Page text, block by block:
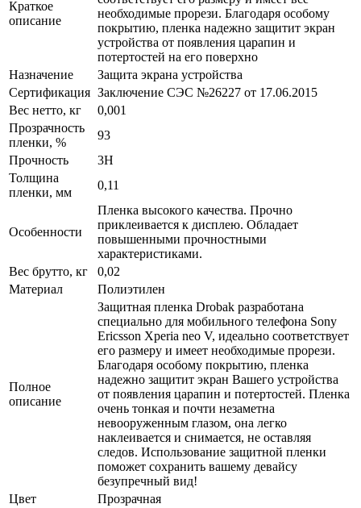
Краткое
описание
необходимые прорези. Благодаря особому
покрытию, пленка надежно защитит экран
устройства от появления царапин и
потертостей на его поверхно
Назначение
Защита экрана устройства
Сертификация Заключение СЭС №26227 от 17.06.2015
Вес нетто, кг
0,001
Прозрачность
пленки, %
93
Прочность
3H
Толщина
пленки, мм
0,11
Особенности
Пленка высокого качества. Прочно
приклеивается к дисплею. Обладает
повышенными прочностными
характеристиками.
Вес брутто, кг
0,02
Материал
Полиэтилен
Полное
описание
Защитная пленка Drobak разработана
специально для мобильного телефона Sony
Ericsson Xperia neo V, идеально соответствует
его размеру и имеет необходимые прорези.
Благодаря особому покрытию, пленка
надежно защитит экран Вашего устройства
от появления царапин и потертостей. Пленка
очень тонкая и почти незаметна
невооруженным глазом, она легко
наклеивается и снимается, не оставляя
следов. Использование защитной пленки
поможет сохранить вашему девайсу
безупречный вид!
Цвет
Прозрачная